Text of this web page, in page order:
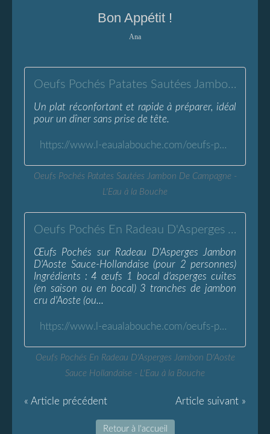
Bon Appétit !
Ana
Oeufs Pochés Patates Sautées Jambon De Campagne - L'Eau à la Bouche
Un plat réconfortant et rapide à préparer, idéal
pour un dîner sans prise de tête.
https://www.l-eaualabouche.com/oeufs-poches-patates-sautees-jambon-campagne.html
Oeufs Pochés Patates Sautées Jambon De Campagne -
L'Eau à la Bouche
Oeufs Pochés En Radeau D'Asperges Jambon D'Aoste Sauce Hollandaise - L'Eau à la Bouche
Œufs Pochés sur Radeau D'Asperges Jambon
D'Aoste Sauce-Hollandaise (pour 2 personnes)
Ingrédients : 4 œufs 1 bocal d'asperges cuites
(en saison ou en bocal) 3 tranches de jambon
cru d'Aoste (ou...
https://www.l-eaualabouche.com/oeufs-poches-asperges-jambon-aoste-sauce-hollandaise.html
Oeufs Pochés En Radeau D'Asperges Jambon D'Aoste
Sauce Hollandaise - L'Eau à la Bouche
« Article précédent Article suivant »
Retour à l'accueil